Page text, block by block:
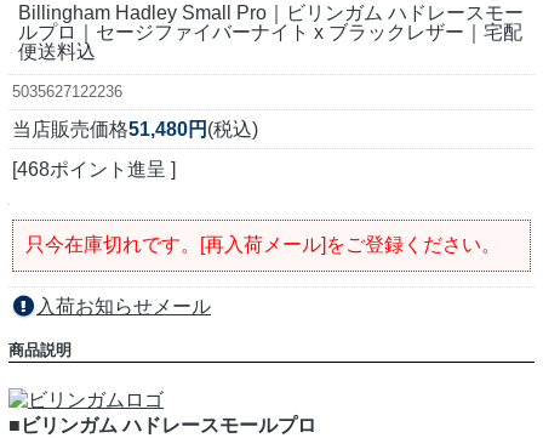
Billingham Hadley Small Pro｜ビリンガム ハドレースモー
ルプロ｜セージファイバーナイト x ブラックレザー｜宅配
便送料込
5035627122236
当店販売価格51,480円 (税込)
[468ポイント進呈 ]
只今在庫切れです。[再入荷メール]をご登録ください。
入荷お知らせメール
商品説明
■ビリンガム ハドレースモールプロ